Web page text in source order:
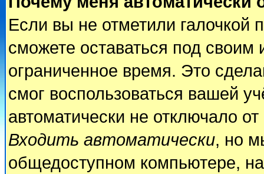
Если вы не отметили галочкой
сможете оставаться под
ограниченное время. Это
смог воспользоваться вашей
автоматически не отключало
Входить автоматически, но
общедоступном компьютере,